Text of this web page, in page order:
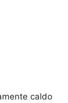
caldo